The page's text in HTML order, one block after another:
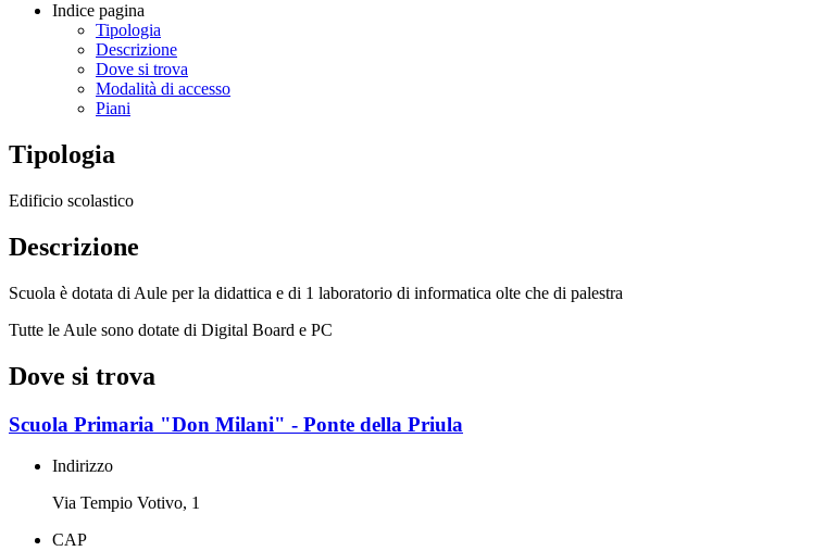
Indice pagina
Tipologia
Descrizione
Dove si trova
Modalità di accesso
Piani
Tipologia
Edificio scolastico
Descrizione
Scuola è dotata di Aule per la didattica e di 1 laboratorio di informatica olte che di palestra
Tutte le Aule sono dotate di Digital Board e PC
Dove si trova
Scuola Primaria "Don Milani" - Ponte della Priula
Indirizzo
Via Tempio Votivo, 1
CAP